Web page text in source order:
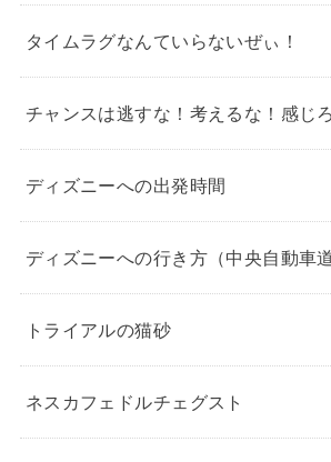
タイムラグなんていらないぜぃ！
チャンスは逃すな！考えるな！感じろ
ディズニーへの出発時間
ディズニーへの行き方（中央自動車
トライアルの猫砂
ネスカフェドルチェグスト